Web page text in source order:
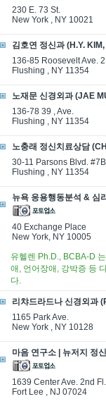
230 E. 73 St.
New York , NY 10021
김호연 정신과 (H.Y.
136-85 Roosevelt Ave.
Flushing , NY 11354
노재문 신경외과 (JAE
136-78 39 , Ave.
Flushing , NY 11354
노충래 정신치료상담
30-11 Parsons Blvd.
Flushing , NY 11354
뉴욕 응용행동분석 &
40 Exchange Place
New York, NY 10005
유헬렌 Ph.D., BCBA-D
애, 언어장애, 강박증 등
다.
리챠드라드나 신경외과
1165 Park Ave.
New York , NY 10128
마음 연구소 | 뉴저지 정
1639 Center Ave. 2nd Fl.
Fort Lee , NJ 07024